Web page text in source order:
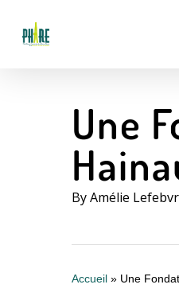
main
content
Une
ByAmélie
Accueil » Une